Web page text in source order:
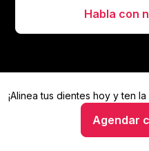
Habla con
¡Alinea tus dientes hoy yten la
Agendar
Alinea tus dientes hoy y
Hablar